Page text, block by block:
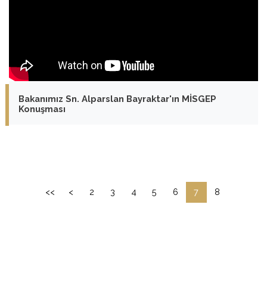
Bakanımız Sn. Alparslan Bayraktar'ın MİSGEP
Konuşması
<< < 2 3 4 5 6 7 8